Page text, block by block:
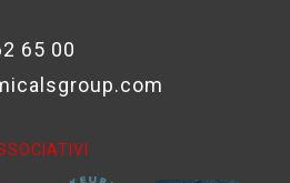
65 00